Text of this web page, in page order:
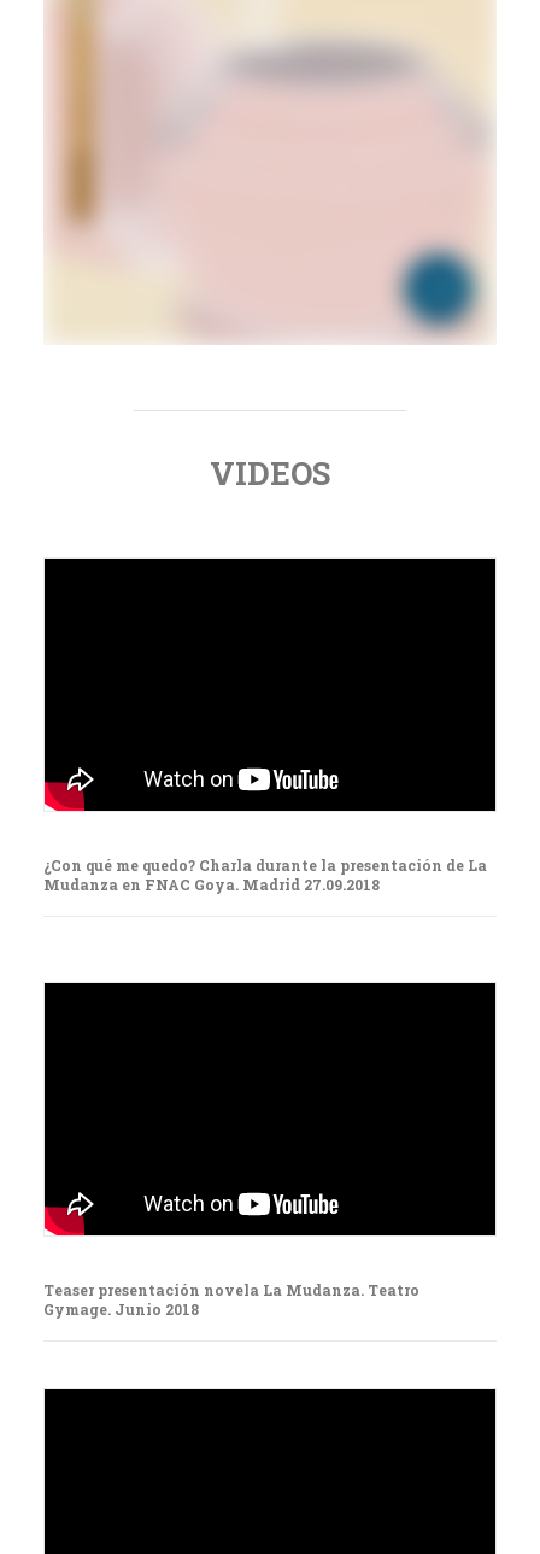
VIDEOS
¿Con qué me quedo? Charla durante la presentación de La
Mudanza en FNAC Goya. Madrid 27.09.2018
Teaser presentación novela La Mudanza. Teatro
Gymage. Junio 2018